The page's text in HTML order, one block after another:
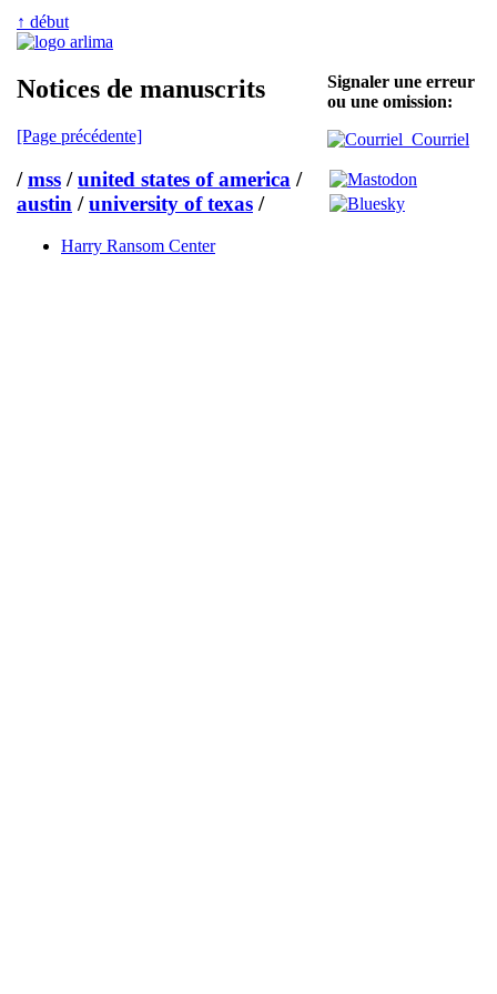
↑ début
Notices de manuscrits
[Page précédente]
/mss /united states of america /
austin /university of texas /
Harry Ransom Center
Signaler une erreur
ou une omission:
Courriel